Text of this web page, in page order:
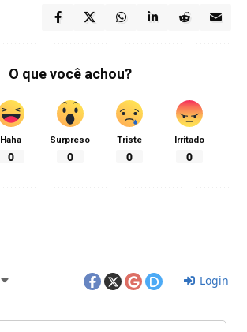
O que você achou?
Haha
0
Surpreso
0
Triste
0
Irritado
0
Login